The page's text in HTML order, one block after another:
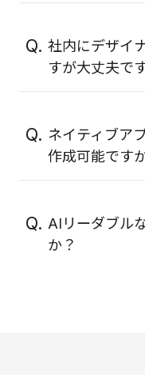
クはReactとな
Figmaを基本と
社内にデザイ
すが大丈夫で
要ですが、プロ
に合わせた規模
ネイティブア
作成可能です
Guidelineや
トフォーマーの
AIリーダブル
か？